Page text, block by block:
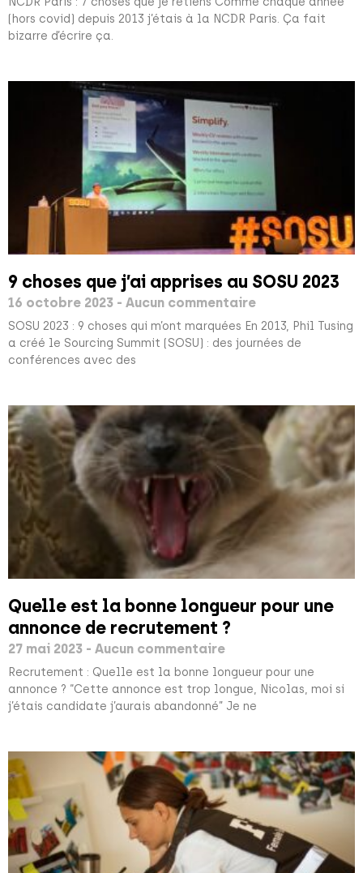
(hors covid) depuis 2013 j’étais à la NCDR Paris. Ça fait
bizarre d’écrire ça.
9 choses que j’ai apprises au SOSU 2023
16 octobre 2023 Aucun commentaire
SOSU 2023 : 9 choses qui m’ont marquées En 2013, Phil Tusing
a créé le Sourcing Summit (SOSU) : des journées de
conférences avec des
Quelle est la bonne longueur pour une
annonce de recrutement ?
27 mai 2023 Aucun commentaire
Recrutement : Quelle est la bonne longueur pour une
annonce ? “Cette annonce est trop longue, Nicolas, moi si
j’étais candidate j’aurais abandonné” Je ne